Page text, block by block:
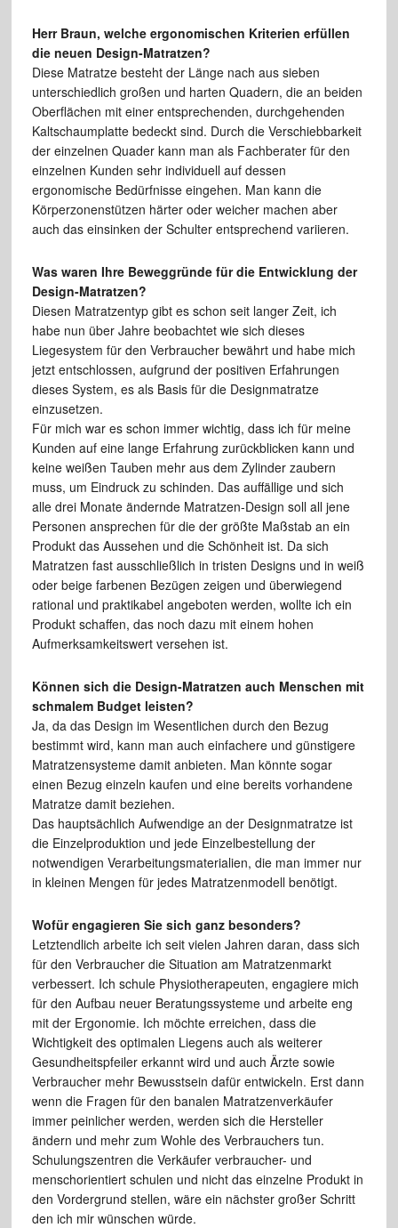
Herr Braun, welche ergonomischen Kriterien erfüllen
die neuen Design-Matratzen?
Diese Matratze besteht der Länge nach aus sieben
unterschiedlich großen und harten Quadern, die an beiden
Oberflächen mit einer entsprechenden, durchgehenden
Kaltschaumplatte bedeckt sind. Durch die Verschiebbarkeit
der einzelnen Quader kann man als Fachberater für den
einzelnen Kunden sehr individuell auf dessen
ergonomische Bedürfnisse eingehen. Man kann die
Körperzonenstützen härter oder weicher machen aber
auch das einsinken der Schulter entsprechend variieren.
Was waren Ihre Beweggründe für die Entwicklung der
Design-Matratzen?
Diesen Matratzentyp gibt es schon seit langer Zeit, ich
habe nun über Jahre beobachtet wie sich dieses
Liegesystem für den Verbraucher bewährt und habe mich
jetzt entschlossen, aufgrund der positiven Erfahrungen
dieses System, es als Basis für die Designmatratze
einzusetzen.
Für mich war es schon immer wichtig, dass ich für meine
Kunden auf eine lange Erfahrung zurückblicken kann und
keine weißen Tauben mehr aus dem Zylinder zaubern
muss, um Eindruck zu schinden. Das auffällige und sich
alle drei Monate ändernde Matratzen-Design soll all jene
Personen ansprechen für die der größte Maßstab an ein
Produkt das Aussehen und die Schönheit ist. Da sich
Matratzen fast ausschließlich in tristen Designs und in weiß
oder beige farbenen Bezügen zeigen und überwiegend
rational und praktikabel angeboten werden, wollte ich ein
Produkt schaffen, das noch dazu mit einem hohen
Aufmerksamkeitswert versehen ist.
Können sich die Design-Matratzen auch Menschen mit
schmalem Budget leisten?
Ja, da das Design im Wesentlichen durch den Bezug
bestimmt wird, kann man auch einfachere und günstigere
Matratzensysteme damit anbieten. Man könnte sogar
einen Bezug einzeln kaufen und eine bereits vorhandene
Matratze damit beziehen.
Das hauptsächlich Aufwendige an der Designmatratze ist
die Einzelproduktion und jede Einzelbestellung der
notwendigen Verarbeitungsmaterialien, die man immer nur
in kleinen Mengen für jedes Matratzenmodell benötigt.
Wofür engagieren Sie sich ganz besonders?
Letztendlich arbeite ich seit vielen Jahren daran, dass sich
für den Verbraucher die Situation am Matratzenmarkt
verbessert. Ich schule Physiotherapeuten, engagiere mich
für den Aufbau neuer Beratungssysteme und arbeite eng
mit der Ergonomie. Ich möchte erreichen, dass die
Wichtigkeit des optimalen Liegens auch als weiterer
Gesundheitspfeiler erkannt wird und auch Ärzte sowie
Verbraucher mehr Bewusstsein dafür entwickeln. Erst dann
wenn die Fragen für den banalen Matratzenverkäufer
immer peinlicher werden, werden sich die Hersteller
ändern und mehr zum Wohle des Verbrauchers tun.
Schulungszentren die Verkäufer verbraucher- und
menschorientiert schulen und nicht das einzelne Produkt in
den Vordergrund stellen, wäre ein nächster großer Schritt
den ich mir wünschen würde.